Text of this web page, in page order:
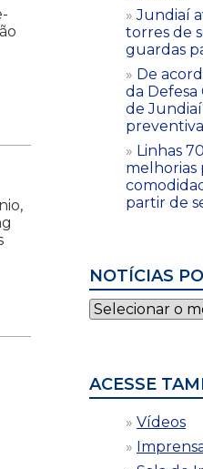
Jundiaí
torres de
guardas
De
da Defesa
de
Linhas
melhorias
partir de
NOTÍCIAS
Notícias
por
ACESSE
Vídeos